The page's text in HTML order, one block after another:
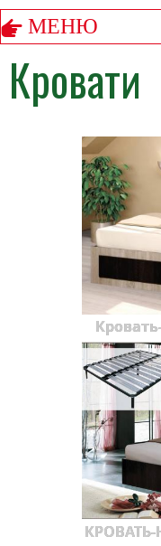
МЕНЮ
Кровати